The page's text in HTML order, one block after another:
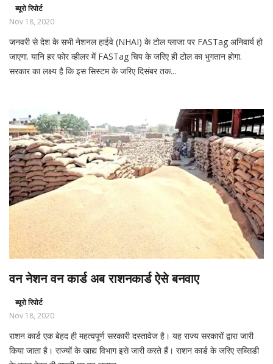
ब्यूरो रिपोर्ट
Nov 18, 2020
जनवरी से देश के सभी नेशनल हाईवे (NHAI) के टोल प्लाजा पर FASTag अनिवार्य हो
जाएगा. यानि हर फोर व्हीलर में FASTag चिप के जरिए ही टोल का भुगतान होगा.
सरकार का लक्ष्य है कि इस सिस्टम के जरिए दिसंबर तक...
वन नेशन वन कार्ड अब राशनकार्ड ऐसे बनवाए
ब्यूरो रिपोर्ट
Nov 18, 2020
राशन कार्ड एक बेहद ही महत्वपूर्ण सरकारी दस्तावेज है। यह राज्य सरकारों द्वारा जारी
किया जाता है। राज्यों के खाद्य विभाग इसे जारी करते हैं। राशन कार्ड के जरिए सब्सिडी